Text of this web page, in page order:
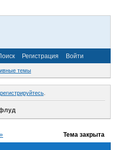
Регистрация Войти
темы
.
» Тема закрыта